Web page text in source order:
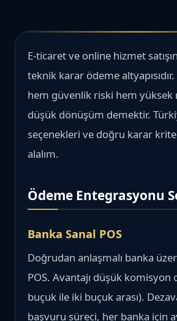
E-ticaret ve online hizmet
teknik karar ödeme altyapısıdır.
hem güvenlik riski hem yüksek
düşük dönüşüm demektir.
seçenekleri ve doğru karar
alalım.
Ödeme Entegrasyonu
Banka Sanal POS
Doğrudan anlaşmalı banka
POS. Avantajı düşük komisyon
buçuk ile iki buçuk arası).
başvuru süreci, her banka için